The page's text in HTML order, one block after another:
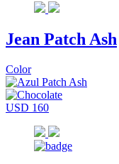
Jean Patch Ash
Color
USD 160